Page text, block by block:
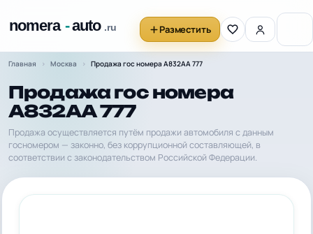
Разместить
Главная Москва Продажа гос номера А832АА 777
Продажа гос номера
А832АА 777
Продажа осуществляется путём продажи автомобиля с данным
госномером — законно, без коррупционной составляющей, в
соответствии с законодательством Российской Федерации.